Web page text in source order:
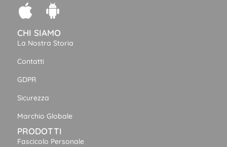
CHI SIAMO
La Nostra Storia
Contatti
GDPR
Sicurezza
Marchio Globale
PRODOTTI
Fascicolo Personale